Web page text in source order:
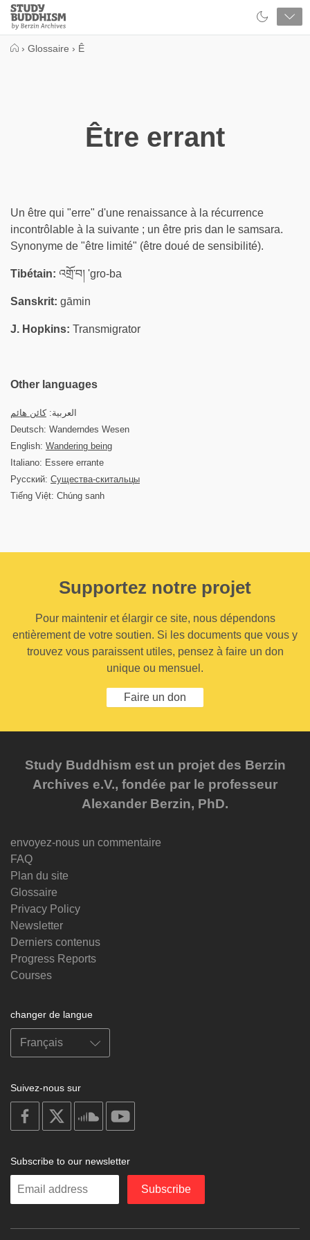
Close
Study
Buddhism
› Glossaire › Ê
Être errant
Un être qui "erre" d'une renaissance à la récurrence
incontrôlable à la suivante ; un être pris dan le samsara.
Synonyme de "être limité" (être doué de sensibilité).
Tibétain: འགྲོ་བ། 'gro-ba
Sanskrit: gāmin
J. Hopkins: Transmigrator
Other languages
العربية:كائن هائم
Deutsch: Wanderndes Wesen
English: Wandering being
Italiano: Essere errante
Русский: Существа-скитальцы
Tiếng Việt: Chúng sanh
Supportez notre projet
Pour maintenir et élargir ce site, nous dépendons
entièrement de votre soutien. Si les documents que vous y
trouvez vous paraissent utiles, pensez à faire un don
unique ou mensuel.
Faire un don
Study Buddhism est un projet des Berzin
Archives e.V., fondée par le professeur
Alexander Berzin, PhD.
envoyez-nous un commentaire
FAQ
Plan du site
Glossaire
Privacy Policy
Newsletter
Derniers contenus
Progress Reports
Courses
changer de langue
Suivez-nous sur
on
facebook
soundcloud
Subscribe to our newsletter
Enter
Subscribe